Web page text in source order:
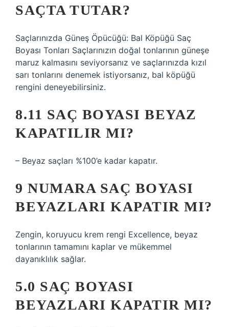
SAÇTA TUTAR?
Saçlarınızda Güneş Öpücüğü: Bal Köpüğü Saç
Boyası Tonları Saçlarınızın doğal tonlarının güneşe
maruz kalmasını seviyorsanız ve saçlarınızda kızıl
sarı tonlarını denemek istiyorsanız, bal köpüğü
rengini deneyebilirsiniz.
8.11 SAÇ BOYASI BEYAZ
KAPATILIR MI?
– Beyaz saçları %100’e kadar kapatır.
9 NUMARA SAÇ BOYASI
BEYAZLARI KAPATIR MI?
Zengin, koruyucu krem ​​rengi Excellence, beyaz
tonlarının tamamını kaplar ve mükemmel
dayanıklılık sağlar.
5.0 SAÇ BOYASI
BEYAZLARI KAPATIR MI?